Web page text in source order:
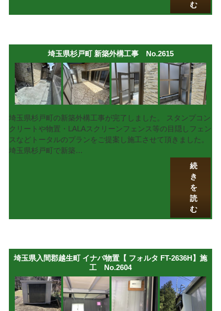
む
埼玉県杉戸町 新築外構工事 No.2615
埼玉県杉戸町の新築外構工事が完了しました。 スタンプコン
クリートや物置・LALAスクリーンフェンス等の目隠しフェン
スなどトータルのプランをご提案し施工させて頂きました。
埼玉県杉戸町で新築…
続
き
を
読
む
埼玉県入間郡越生町 イナバ物置【 フォルタ FT-2636H】施
工 No.2604